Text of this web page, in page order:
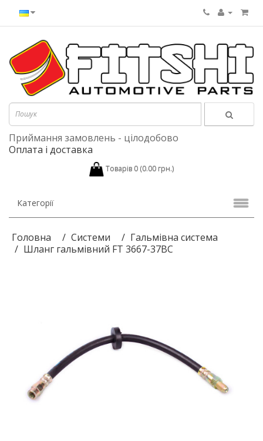
Приймання замовлень - цілодобово
Оплата і доставка
Товарів 0 (0.00 грн.)
Категорії
Головна Системи
Гальмівна система
Шланг гальмівний FT 3667-37BC